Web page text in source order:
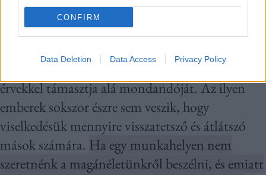
CONFIRM
Data Deletion Data Access Privacy Policy
Attól, hogy valaki nagyhangú, nem kell
tolerálnunk a viselkedését. Nem az nyer, aki
hangosabban nyilvánul meg, hanem az, aki
érvekkel támasztja alá mondandóját. Az ilyen
emberek sokszor észre sem veszik, hogy
viselkedésük mennyire visszatetsző és átlátszó
mások számára. Ha egy munkahelyen nem
szeretnénk a magánéletünkről beszélni, és emiatt